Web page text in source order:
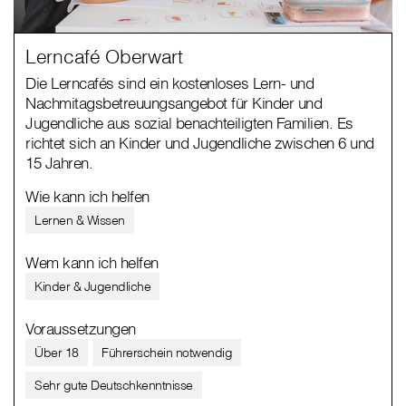
Lerncafé Oberwart
Die Lerncafés sind ein kostenloses Lern- und
Nachmitagsbetreuungsangebot für Kinder und
Jugendliche aus sozial benachteiligten Familien. Es
richtet sich an Kinder und Jugendliche zwischen 6 und
15 Jahren.
Wie kann ich helfen
Lernen & Wissen
Wem kann ich helfen
Kinder & Jugendliche
Voraussetzungen
Über 18
Führerschein notwendig
Sehr gute Deutschkenntnisse